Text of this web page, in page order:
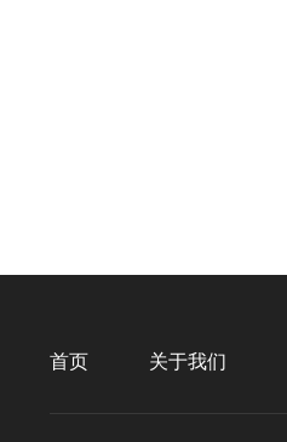
首页 关于我们